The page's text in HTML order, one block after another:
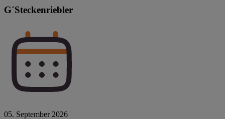
G´Steckenriebler
05. September 2026